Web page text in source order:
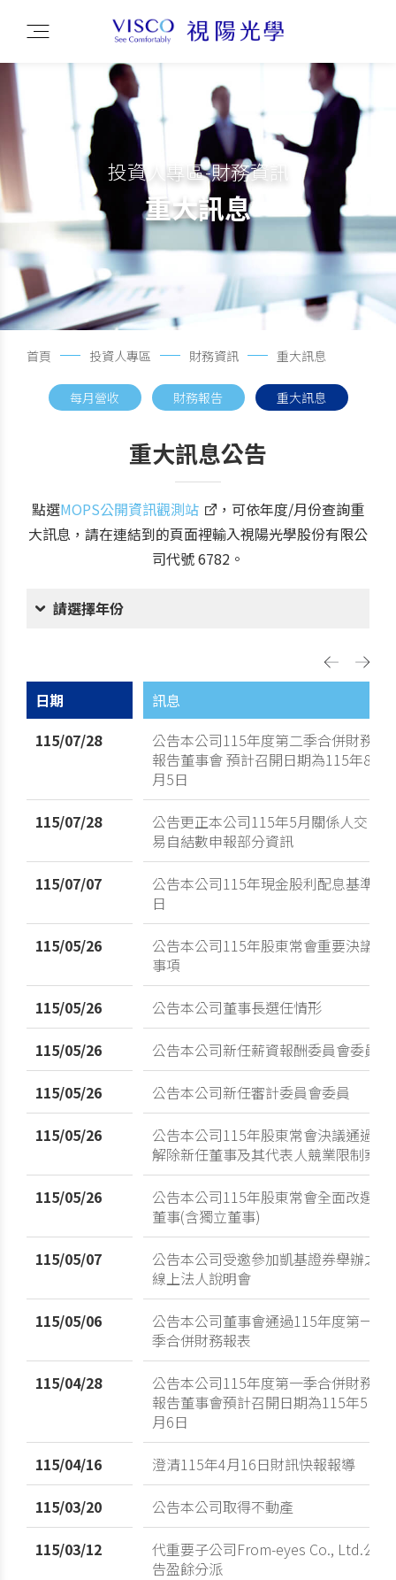
投資人專區-財務資訊
重大訊息
首頁 投資人專區 財務資訊 重大訊息
每月營收 財務報告 重大訊息
重大訊息公告
點選MOPS公開資訊觀測站
，可依年度/月份查詢重
大訊息，請在連結到的頁面裡輸入視陽光學股份有限公
司代號 6782。
請選擇年份
日期
訊息
115/07/28
公告本公司115年度第二季合併財務
報告董事會 預計召開日期為115年8
月5日
115/07/28
公告更正本公司115年5月關係人交
易自結數申報部分資訊
115/07/07
公告本公司115年現金股利配息基準
日
115/05/26
公告本公司115年股東常會重要決議
事項
115/05/26
公告本公司董事長選任情形
115/05/26
公告本公司新任薪資報酬委員會委員
115/05/26
公告本公司新任審計委員會委員
115/05/26
公告本公司115年股東常會決議通過
解除新任董事及其代表人競業限制案
115/05/26
公告本公司115年股東常會全面改選
董事(含獨立董事)
115/05/07
公告本公司受邀參加凱基證券舉辦之
線上法人說明會
115/05/06
公告本公司董事會通過115年度第一
季合併財務報表
115/04/28
公告本公司115年度第一季合併財務
報告董事會預計召開日期為115年5
月6日
115/04/16
澄清115年4月16日財訊快報報導
115/03/20
公告本公司取得不動產
115/03/12
代重要子公司From-eyes Co., Ltd.公
告盈餘分派